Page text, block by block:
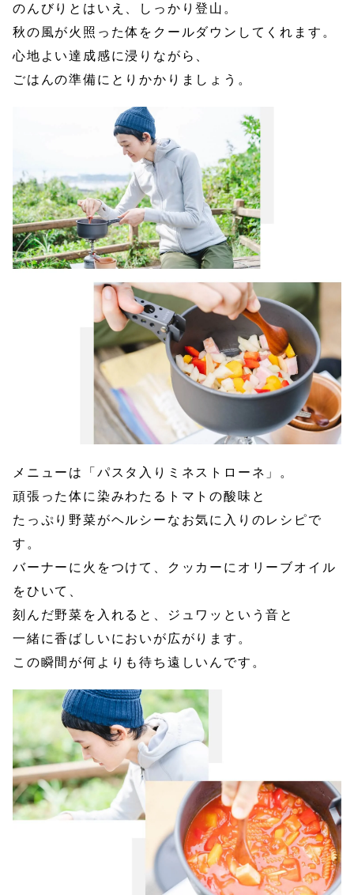
のんびりとはいえ、しっかり登山。
秋の風が火照った体をクールダウンしてくれます。
心地よい達成感に浸りながら、
ごはんの準備にとりかかりましょう。
メニューは「パスタ入りミネストローネ」。
頑張った体に染みわたるトマトの酸味と
たっぷり野菜がヘルシーなお気に入りのレシピで
す。
バーナーに火をつけて、クッカーにオリーブオイル
をひいて、
刻んだ野菜を入れると、ジュワッという音と
一緒に香ばしいにおいが広がります。
この瞬間が何よりも待ち遠しいんです。